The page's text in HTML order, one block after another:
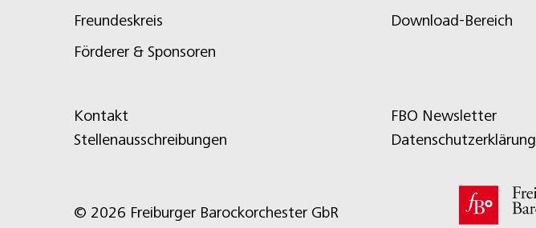
Freundeskreis
Förderer & Sponsoren
Download-Bereich
Kontakt FBO Newsletter
Stellenausschreibungen
Datenschutzerklärung
© 2026 Freiburger Barockorchester GbR